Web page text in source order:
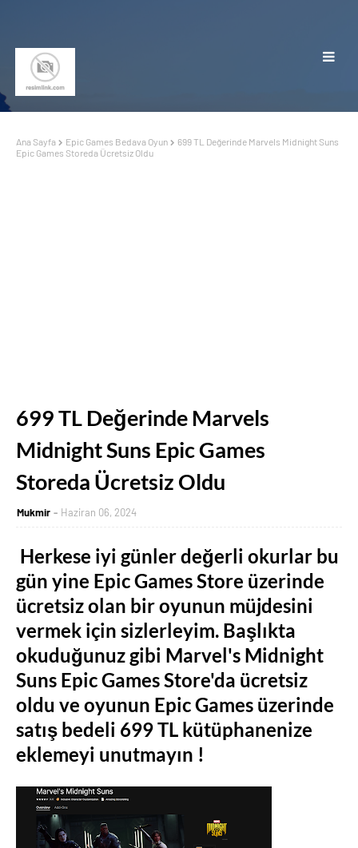
Ana Sayfa Epic Games Bedava Oyun
699 TL Değerinde Marvels Midnight Suns
Epic Games Storeda Ücretsiz Oldu
699 TL Değerinde Marvels
Midnight Suns Epic Games
Storeda Ücretsiz Oldu
Mukmir Haziran 06, 2024
Herkese iyi günler değerli okurlar bu
gün yine Epic Games Store üzerinde
ücretsiz olan bir oyunun müjdesini
vermek için sizlerleyim. Başlıkta
okuduğunuz gibi Marvel's Midnight
Suns Epic Games Store'da ücretsiz
oldu ve oyunun Epic Games üzerinde
satış bedeli 699 TL kütüphanenize
eklemeyi unutmayın !